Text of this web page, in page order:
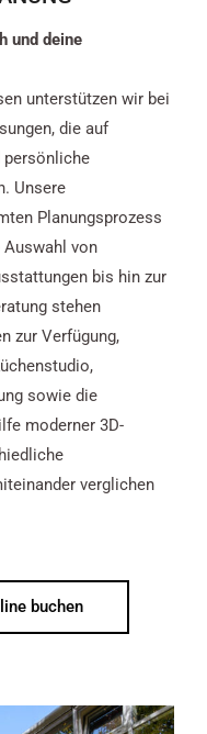
und deine
unterstützen wir bei
die auf
persönliche
Unsere
Planungsprozess
Auswahl von
bis hin zur
stehen
zur Verfügung,
sowie die
moderner 3D-
verglichen
buchen